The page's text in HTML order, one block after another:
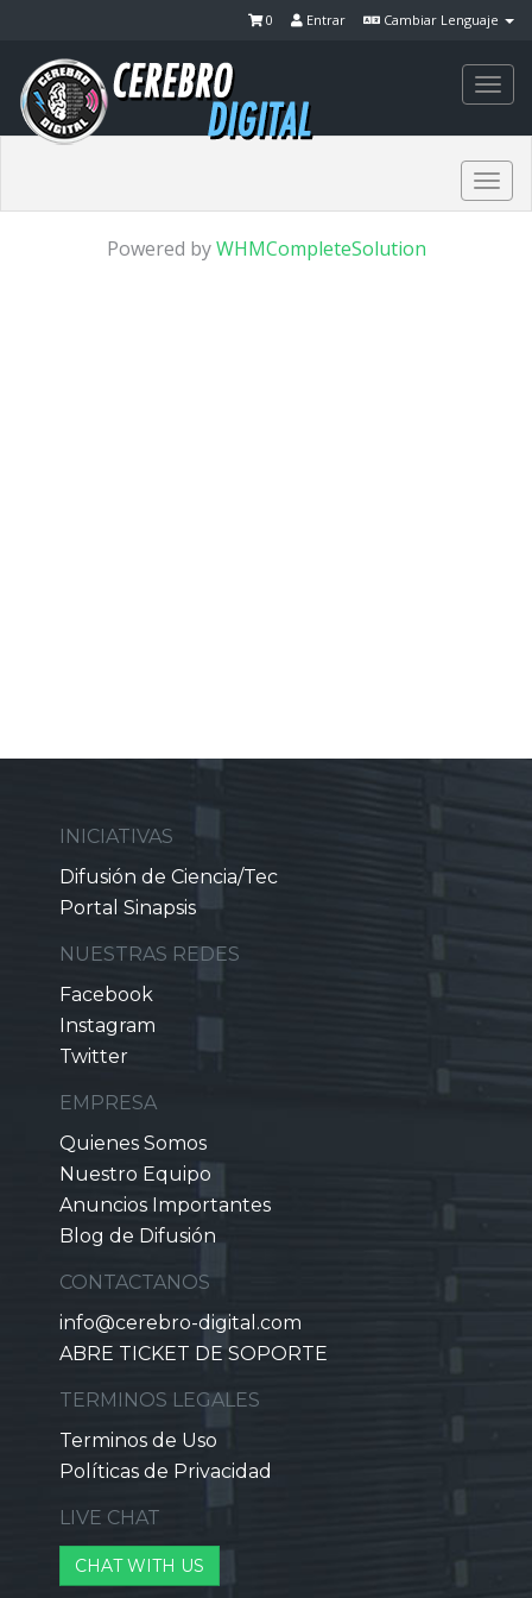
Cambiar Lenguaje
Entrar
0
Powered byWHMCompleteSolution
INICIATIVAS
Difusión de Ciencia/Tec
Portal Sinapsis
NUESTRAS REDES
Facebook
Instagram
Twitter
EMPRESA
Quienes Somos
Nuestro Equipo
Anuncios Importantes
Blog de Difusión
CONTACTANOS
info@cerebro-digital.com
ABRE TICKET DE SOPORTE
TERMINOS LEGALES
Terminos de Uso
Políticas de Privacidad
LIVE CHAT
CHAT WITH US